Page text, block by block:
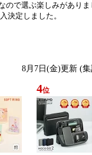
で選ぶ楽しみがあり
決定しました。
8月7日(金)更新 (
4位